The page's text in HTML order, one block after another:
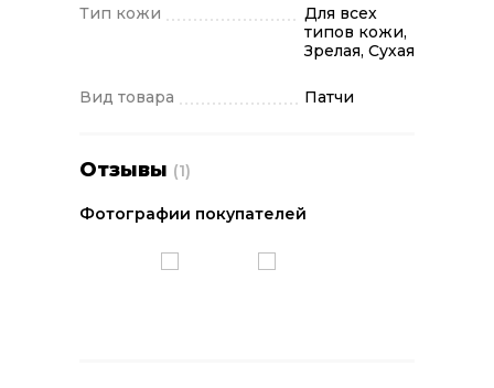
Тип кожи
Для всех
типов кожи,
Зрелая, Сухая
Вид товара Патчи
Отзывы (1)
Фотографии покупателей